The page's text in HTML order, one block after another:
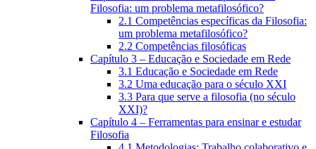
Filosofia: um problema metafilosófico?
2.1 Competências específicas da Filosofia:
um problema metafilosófico?
2.2 Competências filosóficas
Capítulo 3 – Educação e Sociedade em Rede
3.1 Educação e Sociedade em Rede
3.2 Uma educação para o século XXI
3.3 Para que serve a filosofia (no século
XXI)?
Capítulo 4 – Ferramentas para ensinar e estudar
Filosofia